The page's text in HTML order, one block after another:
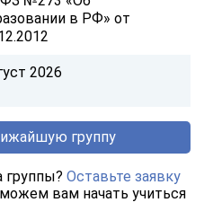
в РФ» от
2026
группу
группы? Оставьте заявку
вам начать учиться